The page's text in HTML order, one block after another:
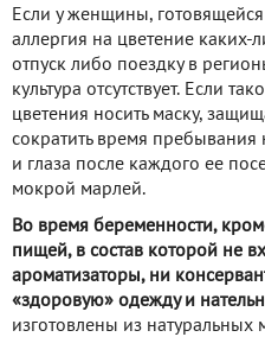
Если у женщины, готовящейся
аллергия на цветение каких-
отпуск либо поездку в
культура отсутствует. Если
цветения носить маску,
сократить время пребывания
и глаза после каждого ее
мокрой марлей.
Во время беременности,
пищей, в состав которой не
ароматизаторы, ни
«здоровую» одежду и
изготовлены из натуральных